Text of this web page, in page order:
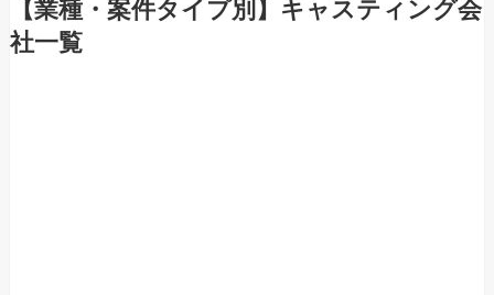
【業種・案件タイプ別】キャスティング会
社一覧